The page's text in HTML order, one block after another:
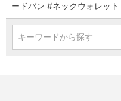
ードバン #ネックウォレット
キーワードから探す